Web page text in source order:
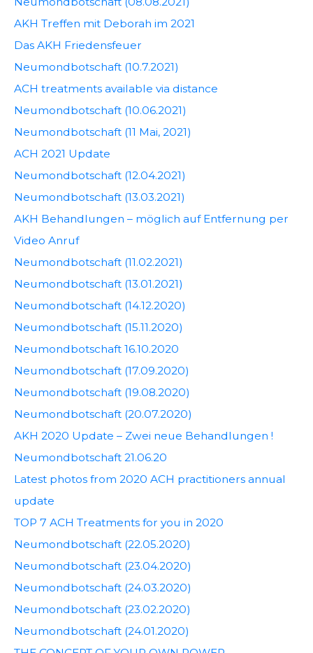
AKH Treffen mit Deborah im 2021
Das AKH Friedensfeuer
Neumondbotschaft (10.7.2021)
ACH treatments available via distance
Neumondbotschaft (10.06.2021)
Neumondbotschaft (11 Mai, 2021)
ACH 2021 Update
Neumondbotschaft (12.04.2021)
Neumondbotschaft (13.03.2021)
AKH Behandlungen – möglich auf Entfernung per
Video Anruf
Neumondbotschaft (11.02.2021)
Neumondbotschaft (13.01.2021)
Neumondbotschaft (14.12.2020)
Neumondbotschaft (15.11.2020)
Neumondbotschaft 16.10.2020
Neumondbotschaft (17.09.2020)
Neumondbotschaft (19.08.2020)
Neumondbotschaft (20.07.2020)
AKH 2020 Update – Zwei neue Behandlungen !
Neumondbotschaft 21.06.20
Latest photos from 2020 ACH practitioners annual
update
TOP 7 ACH Treatments for you in 2020
Neumondbotschaft (22.05.2020)
Neumondbotschaft (23.04.2020)
Neumondbotschaft (24.03.2020)
Neumondbotschaft (23.02.2020)
Neumondbotschaft (24.01.2020)